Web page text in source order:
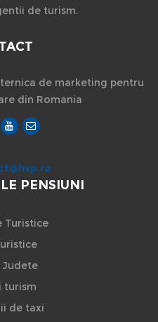
de turism.
de marketing pentru
din Romania
PENSIUNI
Turistice
Judete
turism
de taxi